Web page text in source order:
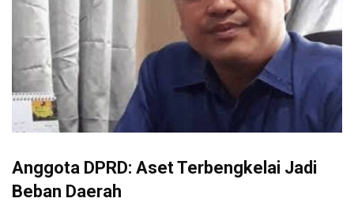
Anggota DPRD: Aset Terbengkelai Jadi
Beban Daerah